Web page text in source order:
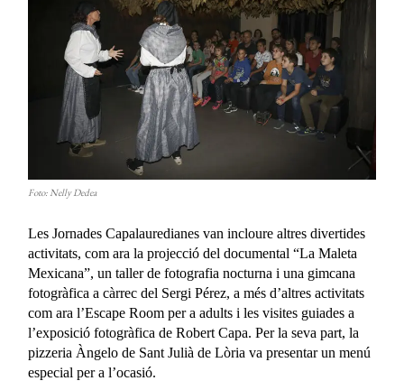
Foto: Nelly Dedea
Les Jornades Capalauredianes van incloure altres divertides
activitats, com ara la projecció del documental “La Maleta
Mexicana”, un taller de fotografia nocturna i una gimcana
fotogràfica a càrrec del Sergi Pérez, a més d’altres activitats
com ara l’Escape Room per a adults i les visites guiades a
l’exposició fotogràfica de Robert Capa. Per la seva part, la
pizzeria Àngelo de Sant Julià de Lòria va presentar un menú
especial per a l’ocasió.